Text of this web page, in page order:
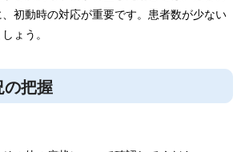
初動時の対応が重要です。患者数が少ない
ょう。
の把握